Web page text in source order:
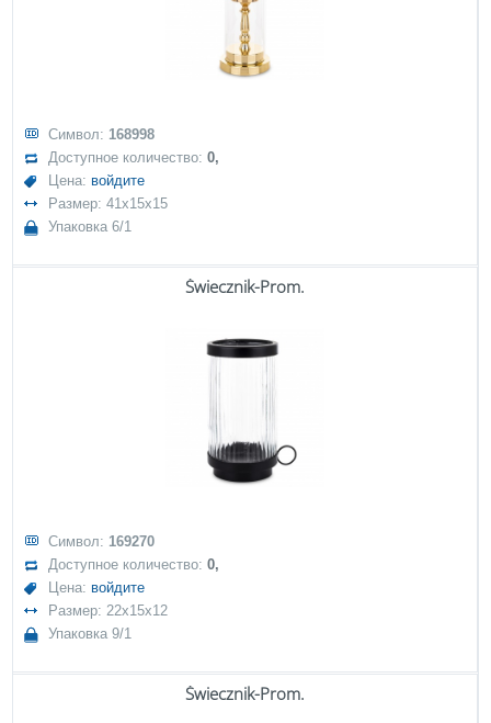
Символ: 168998
Доступное количество:0,
Цена: войдите
Размер: 41x15x15
Упаковка 6/1
Świecznik-Prom.
Символ: 169270
Доступное количество:0,
Цена: войдите
Размер: 22x15x12
Упаковка 9/1
Świecznik-Prom.